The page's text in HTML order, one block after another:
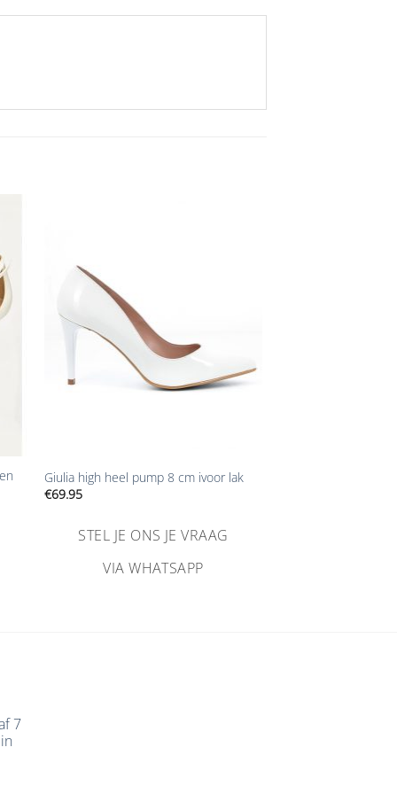
Giulia high heel pump 8 cm ivoor lak
€69.95
STEL JE ONS JE VRAAG
VIA WHATSAPP
7